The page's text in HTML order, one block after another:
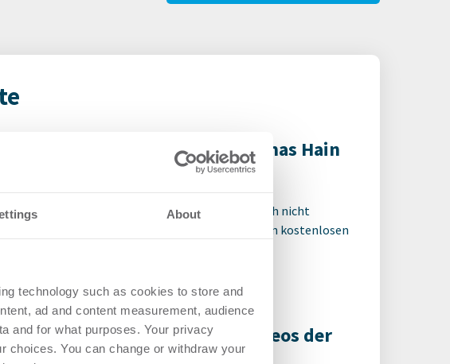
About
technology such as cookies to store and
ad and content measurement, audience
and for what purposes. Your privacy
choices. You can change or withdraw your
Kaffeepause mit Dr. Thomas Hain
Login für den ganzen Artikel Wenn noch nicht
registriert, erstellen Sie sich jetzt Ihren kostenlosen
Main Circle – hier alle Videos der
Events ansehen